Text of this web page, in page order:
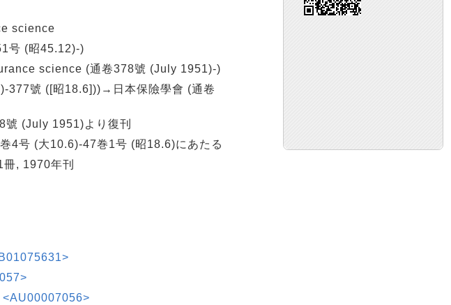
science
号 (昭45.12)-)
science (通卷378號 (July 1951)-)
377號 ([昭18.6]))→日本保險學會 (通卷
號 (July 1951)より復刊
4号 (大10.6)-47巻1号 (昭18.6)にあたる
, 1970年刊
<AU00007056>